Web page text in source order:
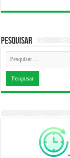
Pesquisar